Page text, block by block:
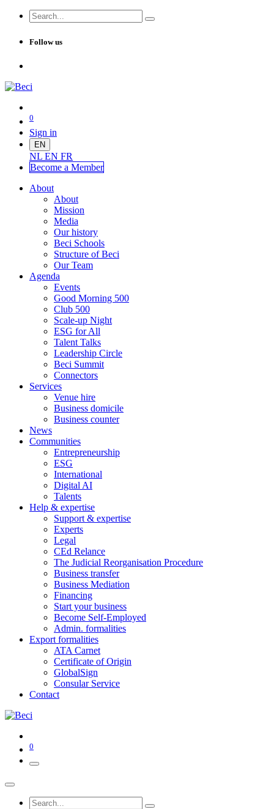
Follow us
0
Sign in
EN
NL EN FR
Become a Member
About
About
Mission
Media
Our history
Beci Schools
Structure of Beci
Our Team
Agenda
Events
Good Morning 500
Club 500
Scale-up Night
ESG for All
Talent Talks
Leadership Circle
Beci Summit
Connectors
Services
Venue hire
Business domicile
Business counter
News
Communities
Entrepreneurship
ESG
International
Digital AI
Talents
Help & expertise
Support & expertise
Experts
Legal
CEd Relance
The Judicial Reorganisation Procedure
Business transfer
Business Mediation
Financing
Start your business
Become Self-Employed
Admin. formalities
Export formalities
ATA Carnet
Certificate of Origin
GlobalSign
Consular Service
Contact
0